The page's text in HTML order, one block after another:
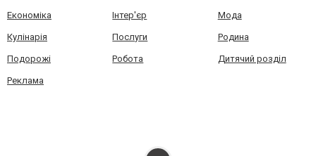
Економіка Інтер'єр Мода
Кулінарія Послуги Родина
Подорожі Робота Дитячий розділ
Реклама